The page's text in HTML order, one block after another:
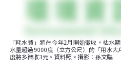
「耗水費」將在今年2月開始徵收。枯水
水量超過9000度（立方公尺）的「用水
度將多徵收3元。資料照。攝影：孫文臨